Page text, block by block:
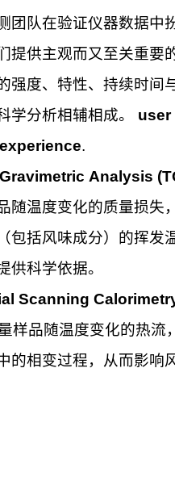
团队在验证仪器数据中
提供主观而又至关重要
强度、特性、持续时间
学分析相辅相成。 user
.
Analysis
随温度变化的质量损失
包括风味成分）的挥发
供科学依据。
Scanning
样品随温度变化的热流
的相变过程，从而影响